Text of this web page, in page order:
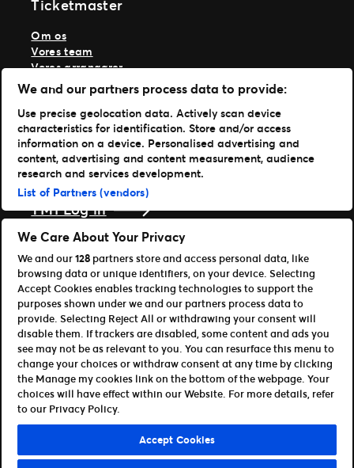
Ticketmaster
Om os
Vores team
Vores arrangører
Vores historie
Karriere hos Live Nation
Læs mere
Nyheder
Presse & medier
Support
TM1 Log in
Download vores apps
Ticketmaster
TM1 Reports (iOS)
TM1 Reports (Android)
For partnere
Bliv affiliate / partner
Til udviklere (API og SDK)
Retningslinjer for brugPersondatapolitik
Cookie-politikAdministrer cookies
Denmark
We and our partners process data to provide:
Use precise geolocation data. Actively scan device
characteristics for identification. Store and/or access
information on a device. Personalised advertising and
content, advertising and content measurement, audience
research and services development.
List of Partners (vendors)
We Care About Your Privacy
We and our128 partners store and access personal data, like
browsing data or unique identifiers, on your device. Selecting
Accept Cookies enables tracking technologies to support the
purposes shown under we and our partners process data to
provide. Selecting Reject All or withdrawing your consent will
disable them. If trackers are disabled, some content and ads you
see may not be as relevant to you. You can resurface this menu to
change your choices or withdraw consent at any time by clicking
the Manage my cookies link on the bottom of the webpage. Your
choices will have effect within our Website. For more details, refer
to our Privacy Policy.
Accept Cookies